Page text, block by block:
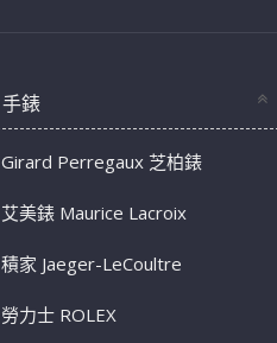
手錶
Girard Perregaux 芝柏錶
艾美錶 Maurice Lacroix
積家 Jaeger-LeCoultre
勞力士 ROLEX